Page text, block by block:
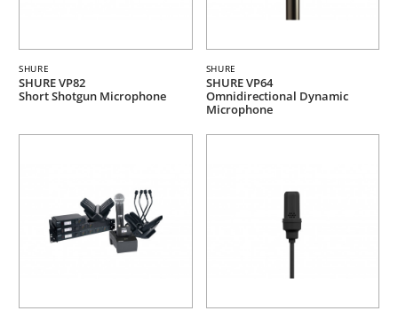
SHURE
SHURE VP82
Short Shotgun Microphone
SHURE
SHURE VP64
Omnidirectional Dynamic
Microphone